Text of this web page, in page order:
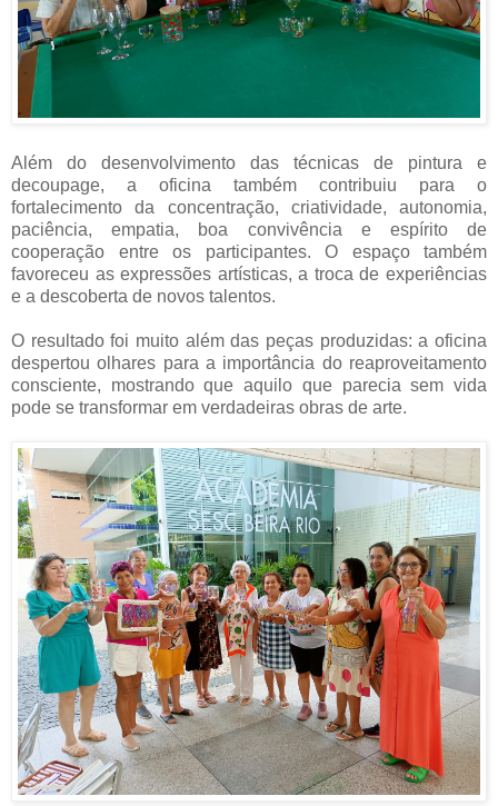
Além do desenvolvimento das técnicas de pintura e
decoupage, a oficina também contribuiu para o
fortalecimento da concentração, criatividade, autonomia,
paciência, empatia, boa convivência e espírito de
cooperação entre os participantes. O espaço também
favoreceu as expressões artísticas, a troca de experiências
e a descoberta de novos talentos.
O resultado foi muito além das peças produzidas: a oficina
despertou olhares para a importância do reaproveitamento
consciente, mostrando que aquilo que parecia sem vida
pode se transformar em verdadeiras obras de arte.